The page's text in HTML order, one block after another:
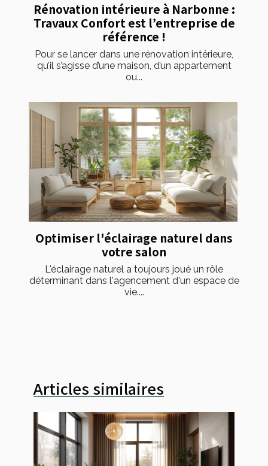
Rénovation intérieure à Narbonne :
Travaux Confort est l’entreprise de
référence !
Pour se lancer dans une rénovation intérieure,
qu’il s’agisse d’une maison, d’un appartement
ou...
Optimiser l'éclairage naturel dans
votre salon
L'éclairage naturel a toujours joué un rôle
déterminant dans l'agencement d'un espace de
vie....
Articles similaires